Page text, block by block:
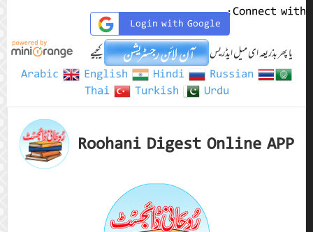
Connect with:
Login with Google
یا پھر بذریعہ ای میل ایڈریس
کیجیے
Arabic
English Hindi
Russian
Thai
Turkish Urdu
Roohani Digest Online APP